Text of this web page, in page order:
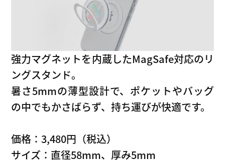
強力マグネットを内蔵したMagSafe対応のリ
ングスタンド。
暑さ5mmの薄型設計で、ポケットやバッグ
の中でもかさばらず、持ち運びが快適です。
価格：3,480円（税込）
サイズ：直径58mm、厚み5mm